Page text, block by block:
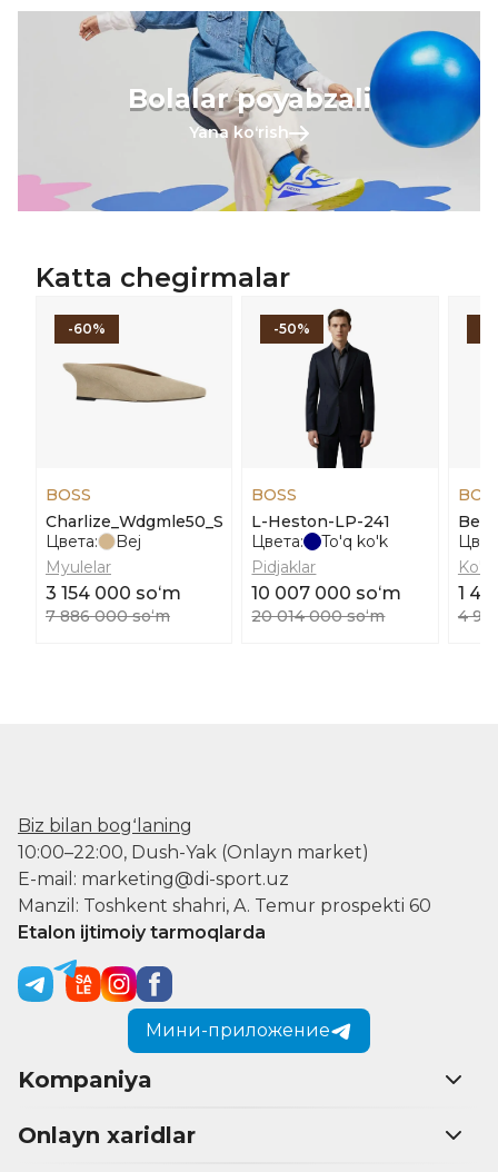
Bolalar poyabzali
Yana koʻrish
Katta chegirmalar
-60%
BOSS
Charlize_Wdgmle50_Sd
Цвета:
Bej
Myulelar
3 154 000 soʻm
7 886 000 soʻm
-50%
BOSS
L-Heston-LP-241
Цвета:
To'q ko'k
Pidjaklar
10 007 000 soʻm
20 014 000 soʻm
1
4
Biz bilan bogʻlaning
10:00–22:00, Dush-Yak (Onlayn market)
E-mail: marketing@di-sport.uz
Manzil: Toshkent shahri, A. Temur prospekti 60
Etalon ijtimoiy tarmoqlarda
Мини-приложение
Kompaniya
Onlayn xaridlar